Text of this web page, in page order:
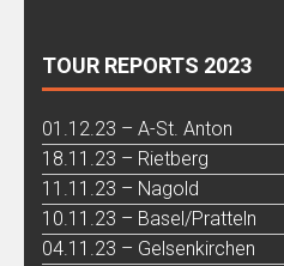
TOUR REPORTS 2023
01.12.23 – A-St. Anton
18.11.23 – Rietberg
11.11.23 – Nagold
10.11.23 – Basel/Pratteln
04.11.23 – Gelsenkirchen